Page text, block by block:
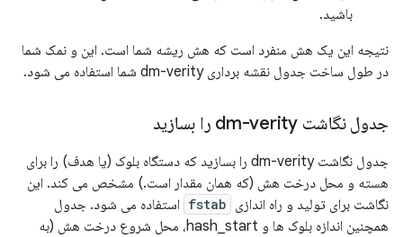
باشید.
نتیجه این یک هش منفرد است که هش ریشه شما است. این و نمک شما
در طول ساخت جدول نقشه برداری dm-verity شما استفاده می شود.
جدول نگاشت dm-verity را بسازید
جدول نگاشت dm-verity را بسازید که دستگاه بلوک (یا هدف) را برای
هسته و محل درخت هش (که همان مقدار است.) مشخص می کند. این
نگاشت برای تولید و راه اندازی fstab استفاده می شود. جدول
همچنین اندازه بلوک ها و hash_start، محل شروع درخت هش (به